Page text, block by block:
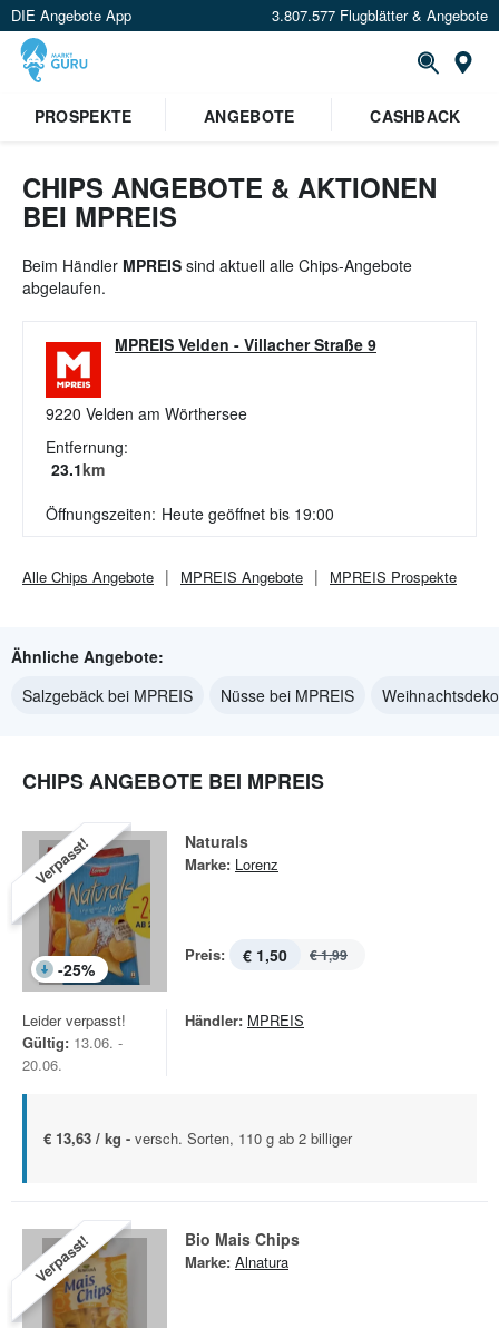
DIE Angebote App 3.807.577 Flugblätter & Angebote
PROSPEKTE ANGEBOTE CASHBACK
CHIPS ANGEBOTE & AKTIONEN
BEI MPREIS
Beim Händler MPREIS sind aktuell alle Chips-Angebote
abgelaufen.
MPREIS Velden - Villacher Straße 9
9220 Velden am Wörthersee
Entfernung:
23.1km
Öffnungszeiten: Heute geöffnet bis 19:00
Alle Chips Angebote MPREIS Angebote MPREIS Prospekte
Ähnliche Angebote:
Salzgebäck bei MPREIS
Nüsse bei MPREIS
CHIPS ANGEBOTE BEI MPREIS
Verpasst!
-25%
Naturals
Marke: Lorenz
Preis: € 1,50 € 1,99
Leider verpasst!
Gültig: 13.06. -
20.06.
Händler: MPREIS
€ 13,63 / kg - versch. Sorten, 110 g ab 2 billiger
Verpasst! Bio Mais Chips
Marke: Alnatura